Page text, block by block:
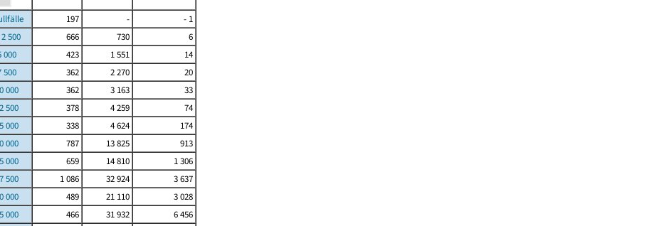
197 -
- 1
666 730
6
423 1 551
14
362 2 270
20
000
362 3 163
33
500
378 4 259
74
000
338 4 624
174
000
787 13 825
913
000
659 14 810
1 306
500
1 086 32 924
3 637
000
489 21 110
3 028
000
466 31 932 6 456